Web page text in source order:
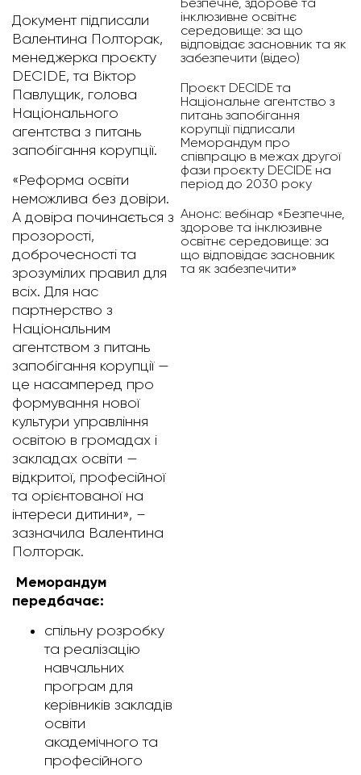
Документ підписали
Валентина Полторак,
менеджерка проєкту
DECIDE, та Віктор
Павлущик, голова
Національного
агентства з питань
запобігання корупції.
«Реформа освіти
неможлива без довіри.
А довіра починається з
прозорості,
доброчесності та
зрозумілих правил для
всіх. Для нас
партнерство з
Національним
агентством з питань
запобігання корупції —
це насамперед про
формування нової
культури управління
освітою в громадах і
закладах освіти —
відкритої, професійної
та орієнтованої на
інтереси дитини», –
зазначила Валентина
Полторак.
Меморандум
передбачає:
спільну розробку
та реалізацію
навчальних
програм для
керівників закладів
освіти
академічного та
професійного
інклюзивне освітнє
середовище: за що
відповідає засновник та як
забезпечити (відео)
Проєкт DECIDE та
Національне агентство з
питань запобігання
корупції підписали
Меморандум про
співпрацю в межах другої
фази проєкту DECIDE на
період до 2030 року
Анонс: вебінар «Безпечне,
здорове та інклюзивне
освітнє середовище: за
що відповідає засновник
та як забезпечити»